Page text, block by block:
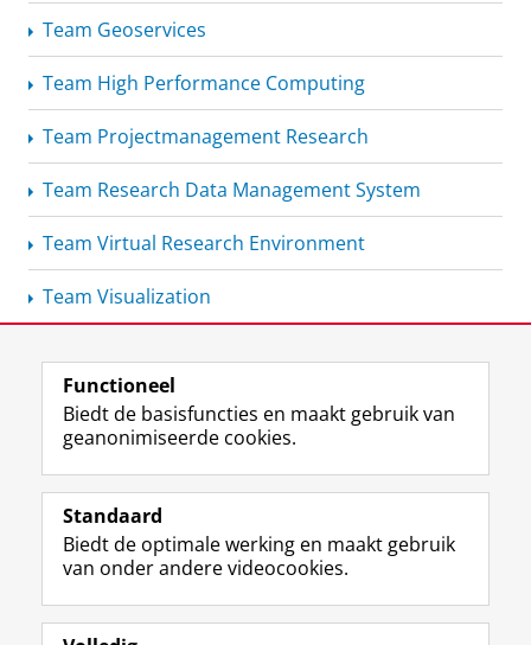
Team Geoservices
Team High Performance Computing
Team Projectmanagement Research
Team Research Data Management System
Team Virtual Research Environment
Team Visualization
View this page in:English
Volg de RUG
F
a
e
b
o
L
i
k
e
I
R
S
-
f
e
I
n
t
r
Y
o
T
e
Studiekiezers
Alumni
Functioneel
Biedt de basisfuncties en maakt gebruik van
geanonimiseerde cookies.
Standaard
Biedt de optimale werking en maakt gebruik
van onder andere videocookies.